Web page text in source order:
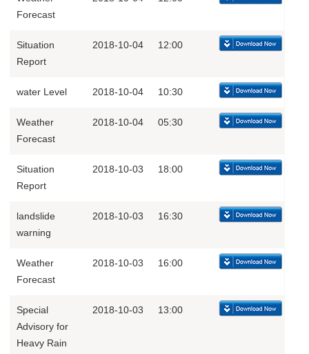
Forecast
Situation
Report
2018-10-04 12:00
water Level 2018-10-04 10:30
Weather
Forecast
2018-10-04 05:30
Situation
Report
2018-10-03 18:00
landslide
warning
2018-10-03 16:30
Weather
Forecast
2018-10-03 16:00
Special
Advisory for
Heavy Rain
2018-10-03 13:00